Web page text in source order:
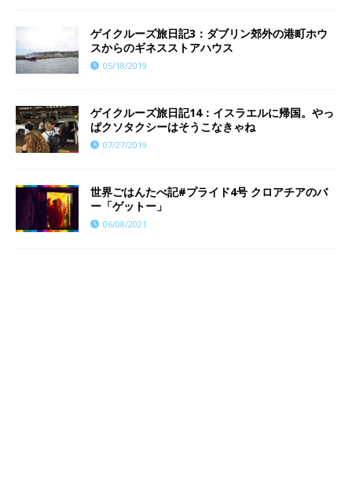
ゲイクルーズ旅日記3：ダブリン郊外の港町ホウ
スからのギネスストアハウス
05/18/2019
ゲイクルーズ旅日記14：イスラエルに帰国。やっ
ぱクソタクシーはそうこなきゃね
07/27/2019
世界ごはんたべ記#プライド4号 クロアチアのバ
ー「ゲットー」
06/08/2021